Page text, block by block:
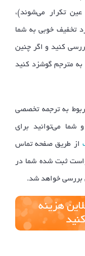
تکرار می‌شوند)،
تخفیف خوبی به شما
کنید و اگر چنین
به مترجم گوشزد کنید
به ترجمه تخصصی
شما می‌توانید برای
از طریق صفحه تماس
ثبت شده شما در
بررسی خواهد شد.
هزینه